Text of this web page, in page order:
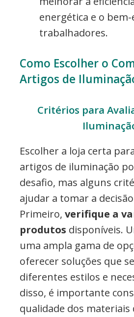
energética e o
trabalhadores.
Como Escolher o
Artigos de
Critérios para
Escolher a loja certa
artigos de iluminação
desafio, mas alguns
ajudar a tomar a
Primeiro, verifique a
produtos disponíveis.
uma ampla gama de
oferecer soluções que
diferentes estilos e
disso, é importante
qualidade dos materiais